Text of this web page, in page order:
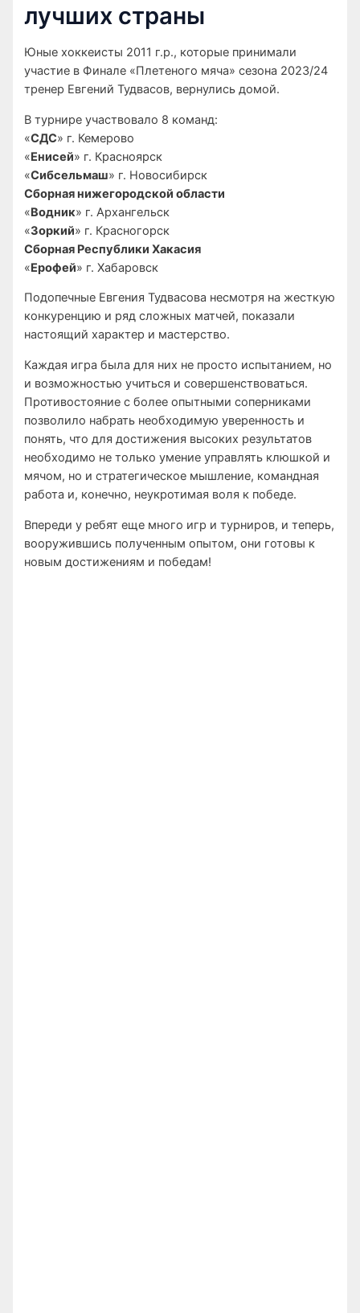
лучших страны
Юные хоккеисты 2011 г.р., которые принимали
участие в Финале «Плетеного мяча» сезона 2023/24
тренер Евгений Тудвасов, вернулись домой.
В турнире участвовало 8 команд:
«СДС» г. Кемерово
«Енисей» г. Красноярск
«Сибсельмаш» г. Новосибирск
Сборная нижегородской области
«Водник» г. Архангельск
«Зоркий» г. Красногорск
Сборная Республики Хакасия
«Ерофей» г. Хабаровск
Подопечные Евгения Тудвасова несмотря на жесткую
конкуренцию и ряд сложных матчей, показали
настоящий характер и мастерство.
Каждая игра была для них не просто испытанием, но
и возможностью учиться и совершенствоваться.
Противостояние с более опытными соперниками
позволило набрать необходимую уверенность и
понять, что для достижения высоких результатов
необходимо не только умение управлять клюшкой и
мячом, но и стратегическое мышление, командная
работа и, конечно, неукротимая воля к победе.
Впереди у ребят еще много игр и турниров, и теперь,
вооружившись полученным опытом, они готовы к
новым достижениям и победам!